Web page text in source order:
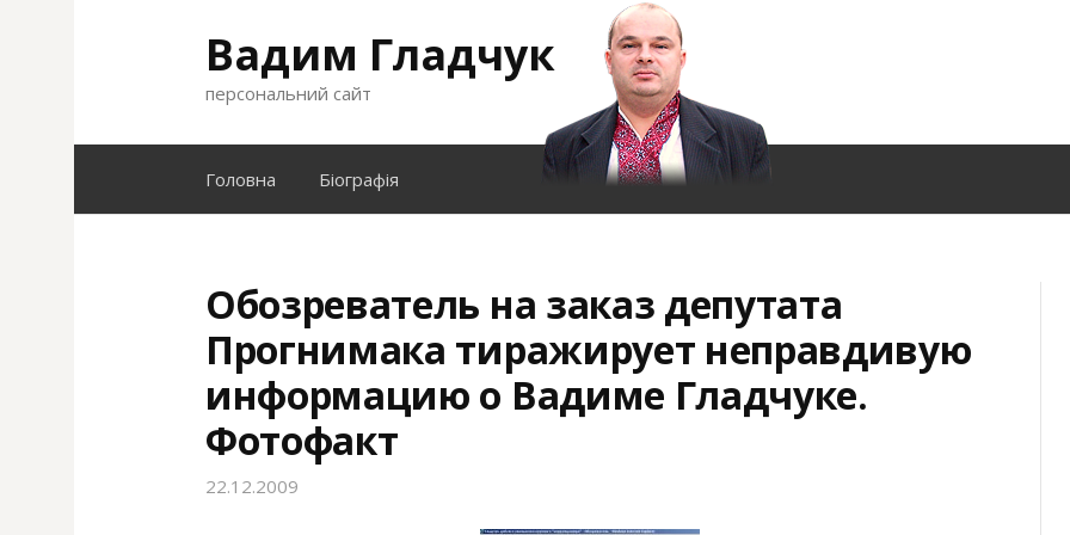
o
Вадим Гладчук
персональний сайт
Головна Біографія
Обозреватель на заказ депутата
Прогнимака тиражирует неправдивую
информацию о Вадиме Гладчуке.
Фотофакт
22.12.2009